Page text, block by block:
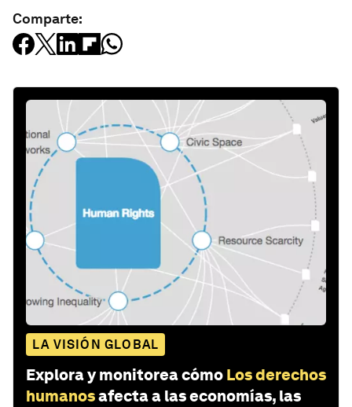
Comparte:
LA VISIÓN GLOBAL
Explora y monitorea cómo Los derechos
humanosafecta a las economías, las